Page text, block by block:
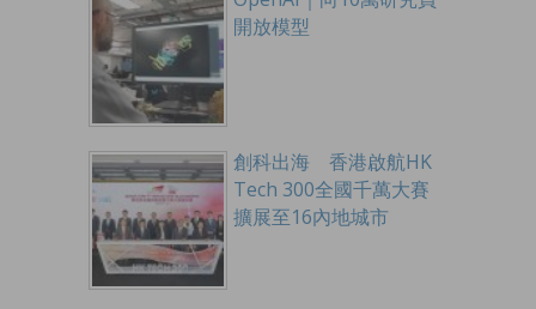
開放模型
創科出海 香港啟航HK
Tech 300全國千萬大賽
擴展至16內地城市